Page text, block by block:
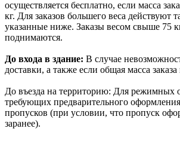
осуществляется бесплатно, если масса
кг. Для заказов большего веса действуют
указанные ниже. Заказы весом свыше 75
поднимаются.
До входа в здание: В случае
доставки, а также если общая масса
До въезда на территорию: Для режимных
требующих предварительного
пропусков (при условии, что пропуск
заранее).